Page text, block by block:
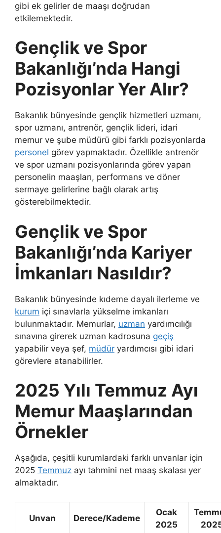
gibi ek gelirler de maaşı doğrudan
etkilemektedir.
Gençlik ve Spor
Bakanlığı’nda Hangi
Pozisyonlar Yer Alır?
Bakanlık bünyesinde gençlik hizmetleri uzmanı,
spor uzmanı, antrenör, gençlik lideri, idari
memur ve şube müdürü gibi farklı pozisyonlarda
personel görev yapmaktadır. Özellikle antrenör
ve spor uzmanı pozisyonlarında görev yapan
personelin maaşları, performans ve döner
sermaye gelirlerine bağlı olarak artış
gösterebilmektedir.
Gençlik ve Spor
Bakanlığı’nda Kariyer
İmkanları Nasıldır?
Bakanlık bünyesinde kıdeme dayalı ilerleme ve
kurum içi sınavlarla yükselme imkanları
bulunmaktadır. Memurlar, uzman yardımcılığı
sınavına girerek uzman kadrosuna geçiş
yapabilir veya şef, müdür yardımcısı gibi idari
görevlere atanabilirler.
2025 Yılı Temmuz Ayı
Memur Maaşlarından
Örnekler
Aşağıda, çeşitli kurumlardaki farklı unvanlar için
2025 Temmuz ayı tahmini net maaş skalası yer
almaktadır.
Unvan Derece/Kademe
Ocak
2025